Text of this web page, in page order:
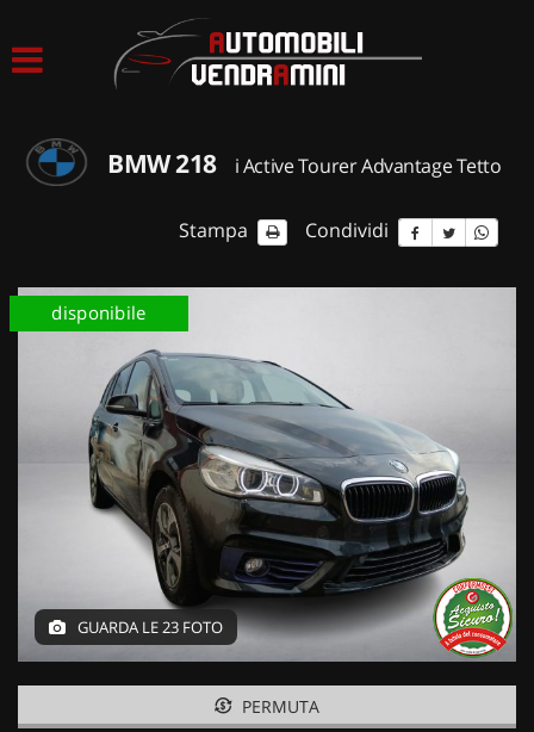
ACQUISTIAMO USATO
CONTATTI
BMW 218 i Active Tourer Advantage Tetto
Stampa Condividi
disponibile
GUARDA LE 23 FOTO
PERMUTA